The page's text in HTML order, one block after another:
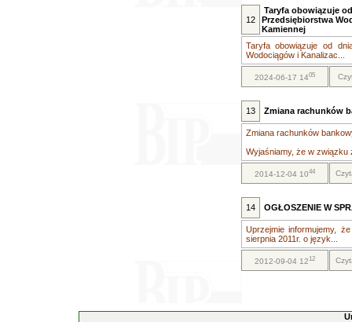
12
Taryfa obowiązuje
Przedsiębiorstwa
Kamiennej
Taryfa obowiązuje od
Wodociągów i Kanalizac...
2024-06-17 1405
13 Zmiana rachunków
Zmiana rachunków
Wyjaśniamy, że w związku
2014-12-04 1044
14 OGŁOSZENIE W
Uprzejmie informujemy,
sierpnia 2011r. o język...
2012-09-04 1212